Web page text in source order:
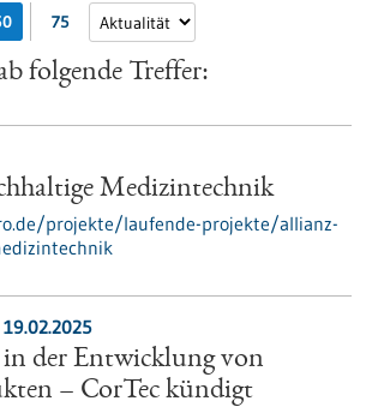
75
folgende Treffer:
Medizintechnik
projekte/laufende-projekte/allianz-
in der Entwicklung von
– CorTec kündigt